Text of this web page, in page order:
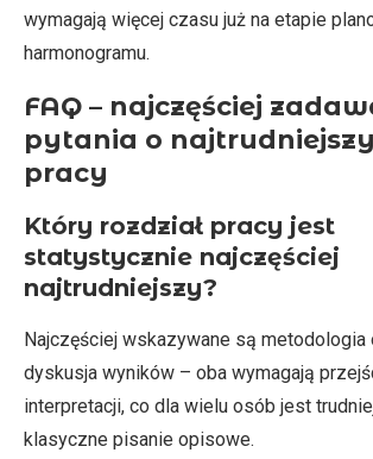
wymagają więcej czasu już na etapie
harmonogramu.
FAQ – najczęściej
pytania o
pracy
Który rozdział pracy jest
statystycznie najczęściej
najtrudniejszy?
Najczęściej wskazywane są metodologia
dyskusja wyników – oba wymagają
interpretacji, co dla wielu osób jest
klasyczne pisanie opisowe.